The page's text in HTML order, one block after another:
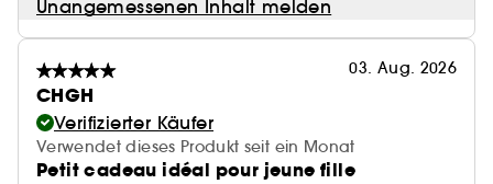
Unangemessenen Inhalt melden
03. Aug. 2026
CHGH
Verifizierter Käufer
Verwendet dieses Produkt seit ein Monat
Petit cadeau idéal pour jeune fille